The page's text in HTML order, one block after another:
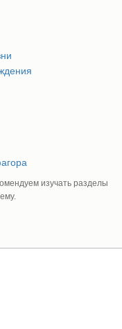
изучать разделы